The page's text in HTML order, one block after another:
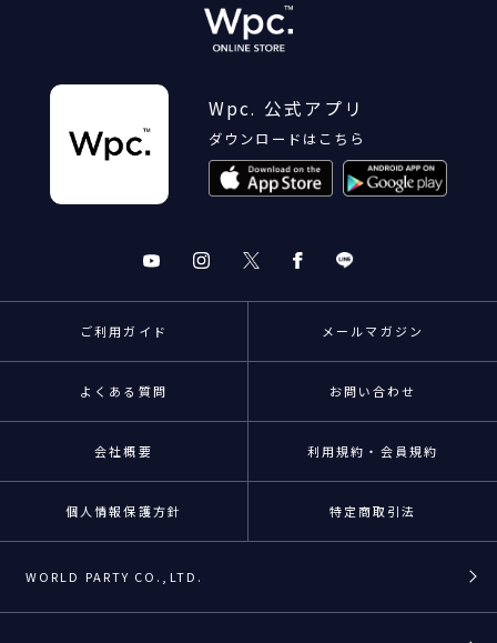
Wpc. 公式アプリ
ダウンロードはこちら
ご利用ガイド メールマガジン
よくある質問 お問い合わせ
会社概要 利用規約・会員規約
個人情報保護方針 特定商取引法
WORLD PARTY CO.,LTD.